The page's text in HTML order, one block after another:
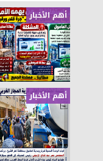
أهم الأخبار
أهم الأخبار